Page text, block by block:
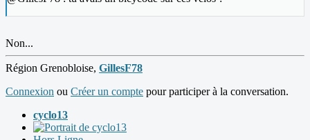
Non...
Région Grenobloise, GillesF78
Connexion ou Créer un compte pour participer à la conversation.
cyclo13